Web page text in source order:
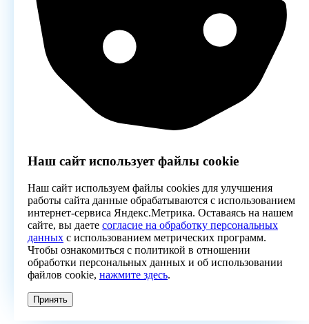
Наш сайт использует файлы cookie
Наш сайт используем файлы cookies для улучшения
работы сайта данные обрабатываются с использованием
интернет-сервиса Яндекс.Метрика. Оставаясь на нашем
сайте, вы даете согласие на обработку персональных
данных с использованием метрических программ.
Чтобы ознакомиться с политикой в отношении
обработки персональных данных и об использовании
файлов cookie, нажмите здесь.
Принять